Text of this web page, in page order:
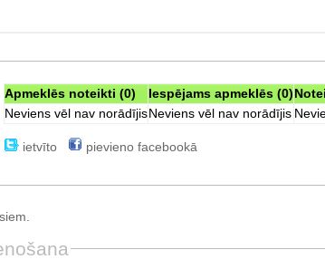
Apmeklēs noteikti (0) Iespējams apmeklēs (0)
Neviens vēl nav norādījisNeviens vēl nav norādījis
ietvīto pievieno facebookā